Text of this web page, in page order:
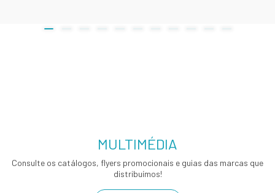
MULTIMÉDIA
Consulte os catálogos, flyers promocionais e guias das marcas que
distribuímos!